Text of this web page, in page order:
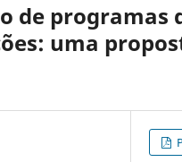
de programas
uma